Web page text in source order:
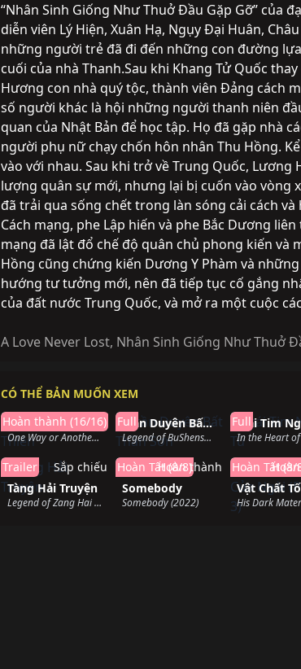
“Nhân Sinh Giống Như Thuở Đầu Gặp Gỡ” của
diễn viên Lý Hiện, Xuân Hạ, Ngụy Đại Huân,
những người trẻ đã đi đến những con đường
cuối của nhà Thanh.Sau khi Khang Tử Quốc
Hương con nhà quý tộc, thành viên Đảng cách
số người khác là hội những người thanh niên
quan của Nhật Bản để học tập. Họ đã gặp nhà
người phụ nữ chạy chốn hôn nhân Thu Hồng.
vào với nhau. Sau khi trở về Trung Quốc,
lượng quân sự mới, nhưng lại bị cuốn vào vòng
đã trải qua sống chết trong làn sóng cải cách
Cách mạng, phe Lập hiến và phe Bắc Dương
mạng đã lật đổ chế độ quân chủ phong kiến ​​và
Hồng cũng chứng kiến ​​Dương Y Phàm và
hướng tư tưởng mới, nên đã tiếp tục cố gắng
của đất nước Trung Quốc, và mở ra một cuộc
A Love Never Lost, Nhân Sinh Giống Như Thuở
CÓ THỂ BẢN MUỐN XEM
Đại Đạo Triều Thiên
One Way or Another (2024)
Hoàn thành (16/16)
Hoàn thành
Trần Duyên Bất Thần Sơn
Legend of BuShenshan (2022)
Full
Trái Tim
Full
Tàng Hải Truyện
Legend of Zang Hai (2025)
Trailer
Sắp chiếu
Somebody
Somebody (2022)
Hoàn Tất (8/8)
Hoàn thành
Hoàn Tất (8/